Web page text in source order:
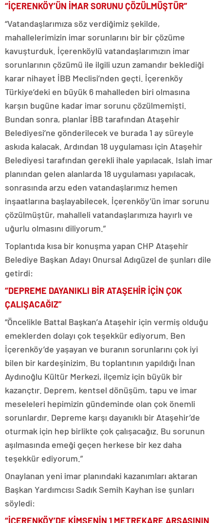
“İÇERENKÖY’ÜN İMAR SORUNU ÇÖZÜLMÜŞTÜR”
“Vatandaşlarımıza söz verdiğimiz şekilde,
mahallelerimizin imar sorunlarını bir bir çözüme
kavuşturduk. İçerenköylü vatandaşlarımızın imar
sorunlarının çözümü ile ilgili uzun zamandır beklediği
karar nihayet İBB Meclisi’nden geçti. İçerenköy
Türkiye’deki en büyük 6 mahalleden biri olmasına
karşın bugüne kadar imar sorunu çözülmemişti.
Bundan sonra, planlar İBB tarafından Ataşehir
Belediyesi’ne gönderilecek ve burada 1 ay süreyle
askıda kalacak. Ardından 18 uygulaması için Ataşehir
Belediyesi tarafından gerekli ihale yapılacak. Islah imar
planından gelen alanlarda 18 uygulaması yapılacak,
sonrasında arzu eden vatandaşlarımız hemen
inşaatlarına başlayabilecek. İçerenköy’ün imar sorunu
çözülmüştür, mahalleli vatandaşlarımıza hayırlı ve
uğurlu olmasını diliyorum.”
Toplantıda kısa bir konuşma yapan CHP Ataşehir
Belediye Başkan Adayı Onursal Adıgüzel de şunları dile
getirdi:
“DEPREME DAYANIKLI BİR ATAŞEHİR İÇİN ÇOK
ÇALIŞACAĞIZ”
“Öncelikle Battal Başkan’a Ataşehir için vermiş olduğu
emeklerden dolayı çok teşekkür ediyorum. Ben
İçerenköy’de yaşayan ve buranın sorunlarını çok iyi
bilen bir kardeşinizim. Bu toplantının yapıldığı İnan
Aydınoğlu Kültür Merkezi, ilçemiz için büyük bir
kazançtır. Deprem, kentsel dönüşüm, tapu ve imar
meseleleri hepimizin gündeminde olan çok önemli
sorunlardır. Depreme karşı dayanıklı bir Ataşehir’de
oturmak için hep birlikte çok çalışacağız. Bu sorunun
aşılmasında emeği geçen herkese bir kez daha
teşekkür ediyorum.”
Onaylanan yeni imar planındaki kazanımları aktaran
Başkan Yardımcısı Sadık Semih Kayhan ise şunları
söyledi:
“İÇERENKÖY’DE KİMSENİN 1 METREKARE ARSASININ